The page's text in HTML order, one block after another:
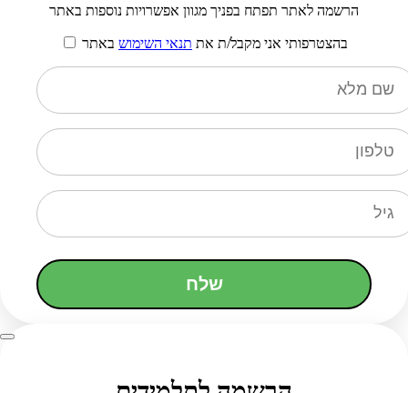
הרשמה לאתר תפתח בפניך מגוון אפשרויות נוספות באתר
בהצטרפותי אני מקבל/ת את תנאי השימוש באתר
שלח